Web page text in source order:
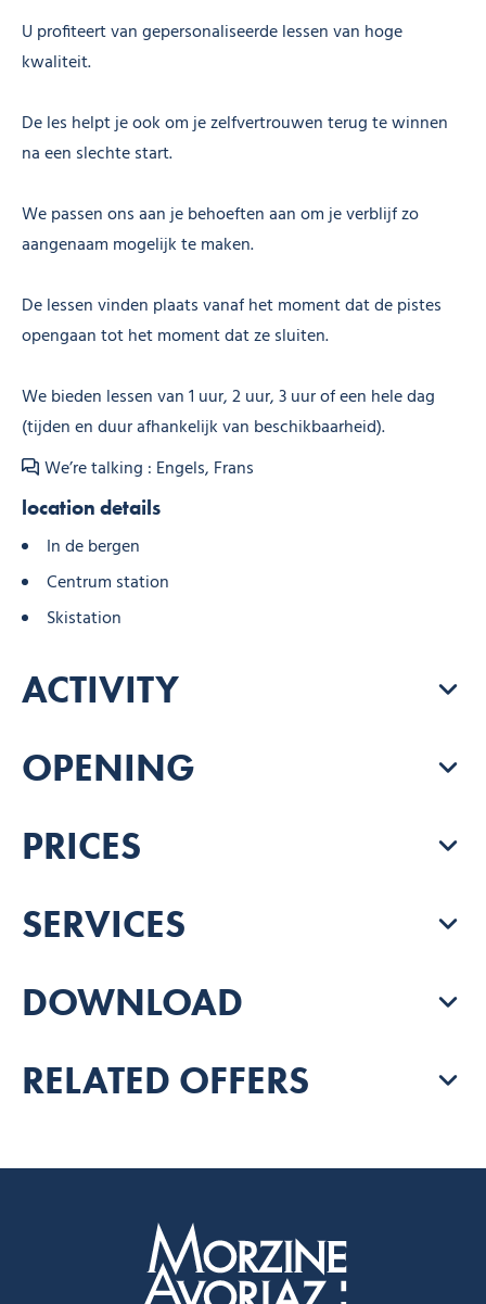
U profiteert van gepersonaliseerde lessen van hoge
kwaliteit.
De les helpt je ook om je zelfvertrouwen terug te winnen
na een slechte start.
We passen ons aan je behoeften aan om je verblijf zo
aangenaam mogelijk te maken.
De lessen vinden plaats vanaf het moment dat de pistes
opengaan tot het moment dat ze sluiten.
We bieden lessen van 1 uur, 2 uur, 3 uur of een hele dag
(tijden en duur afhankelijk van beschikbaarheid).
We’re talking : Engels, Frans
location details
In de bergen
Centrum station
Skistation
ACTIVITY
OPENING
PRICES
SERVICES
DOWNLOAD
RELATED OFFERS